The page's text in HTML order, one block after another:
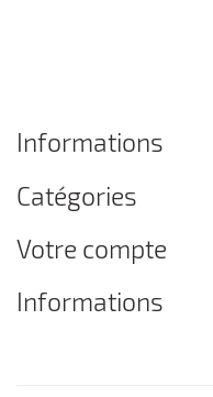
Informations
Catégories
Votre compte
Informations